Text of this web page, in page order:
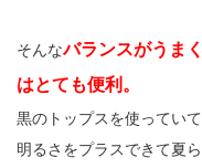
そんなバランスがうま
はとても便利。
黒のトップスを使ってい
明るさをプラスできて夏